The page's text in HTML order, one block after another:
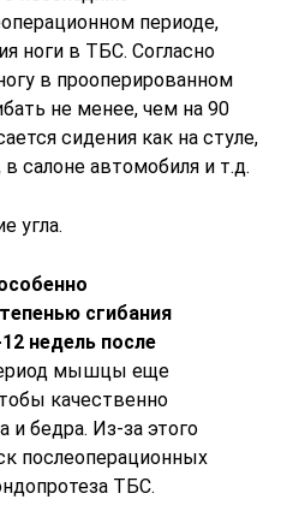
периоде,
ноги в ТБС. Согласно
в прооперированном
не менее, чем на 90
сидения как на стуле,
салоне автомобиля и т.д.
угла.
сгибания
недель после
мышцы еще
качественно
и бедра. Из-за этого
послеоперационных
ТБС.